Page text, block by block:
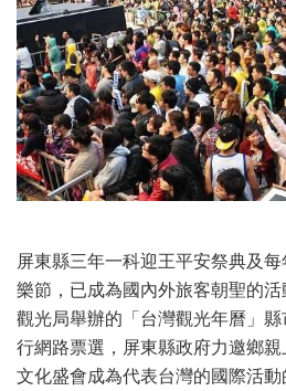
屏東縣三年一科迎王平安祭典及
樂節，已成為國內外旅客朝聖的
觀光局舉辦的「台灣觀光年曆」
行網路票選，屏東縣政府力邀鄉
文化盛會成為代表台灣的國際活動